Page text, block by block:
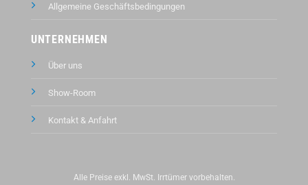
Allgemeine Geschäftsbedingungen
UNTERNEHMEN
Über uns
Show-Room
Kontakt & Anfahrt
Alle Preise exkl. MwSt. Irrtümer vorbehalten.